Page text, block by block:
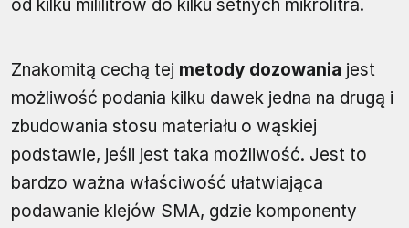
od kilku mililitrów do kilku setnych mikrolitra.
Znakomitą cechą tej metody dozowania jest
możliwość podania kilku dawek jedna na drugą i
zbudowania stosu materiału o wąskiej
podstawie, jeśli jest taka możliwość. Jest to
bardzo ważna właściwość ułatwiająca
podawanie klejów SMA, gdzie komponenty